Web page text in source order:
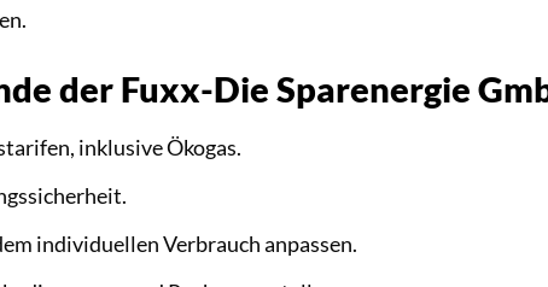
der Fuxx-Die Sparenergie
inklusive Ökogas.
individuellen Verbrauch anpassen.